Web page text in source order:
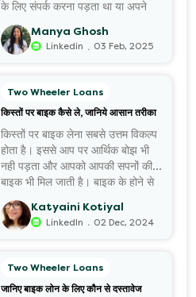
के लिए संपर्क करना पड़ता था या अपने
कीमती जेवरों इत्यादि को गिरवी रखना
पड़ता था। आज की कहानी...
Manya Ghosh
Linkedin . 03 Feb, 2025
Two Wheeler Loans
किस्तों पर बाइक कैसे ले, जानिये आसान तरीका
किस्तों पर बाइक लेना सबसे उत्तम विकल्प
होता है। इससे आप पर आर्थिक बोझ भी
नही पड़ता और आपको आपकी सपनों की
बाइक भी मिल जाती है। बाइक के होने से
आपके कई अन्य खर्चें और बहुत सा समय
भी बचता है। इसलिए यदि आ...
Katyaini Kotiyal
LinkedIn . 02 Dec, 2024
Two Wheeler Loans
जानिए बाइक लोन के लिए कौन से दस्तावेज